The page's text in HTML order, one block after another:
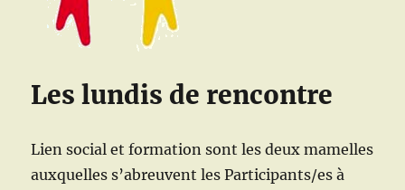
Les lundis de rencontre
Lien social et formation sont les deux mamelles
auxquelles s’abreuvent les Participants/es à